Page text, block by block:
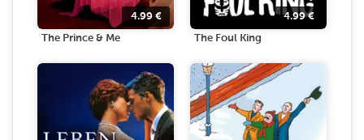
4.99 €
The Prince & Me
4.99€
The Foul King